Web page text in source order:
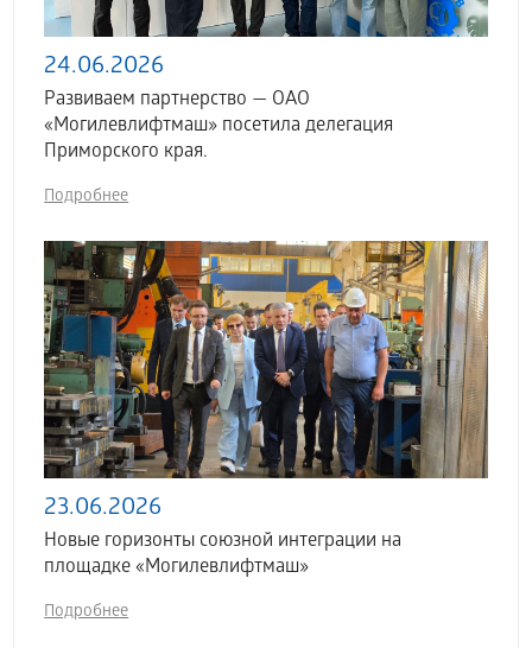
24.06.2026
Развиваем партнерство — ОАО
«Могилевлифтмаш» посетила делегация
Приморского края.
Подробнее
23.06.2026
Новые горизонты союзной интеграции на
площадке «Могилевлифтмаш»
Подробнее